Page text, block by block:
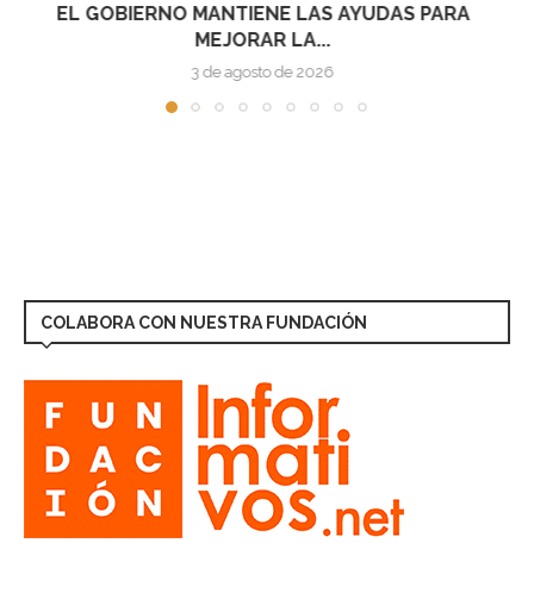
COMUNICACIÓN: CÓMO SE EXPLICAN LOS COSTES
Y BENEFICIOS...
2 de agosto de 2026
COLABORA CON NUESTRA FUNDACIÓN